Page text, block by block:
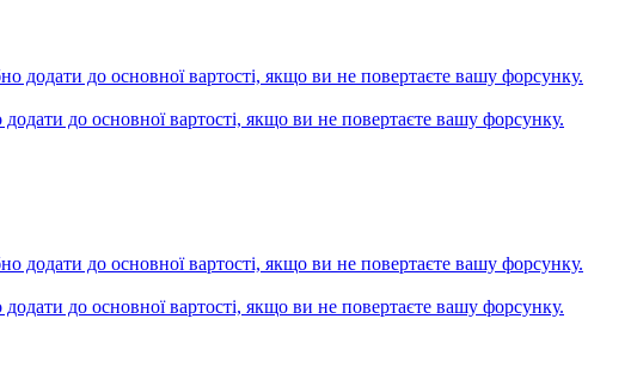
до основної вартості, якщо ви не повертаєте вашу форсунку.
до основної вартості, якщо ви не повертаєте вашу форсунку.